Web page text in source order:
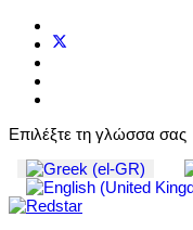
Επιλέξτε τη γλώσσα σας